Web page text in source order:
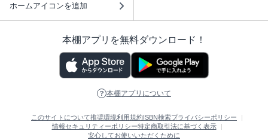
ホームアイコンを追加
本棚アプリを無料ダウンロード！
本棚アプリについて
このサイトについて推奨環境利用規約 ISBN検索プライバシーポリシー
情報セキュリティーポリシー特定商取引法に基づく表示
安心してお使いいただくために